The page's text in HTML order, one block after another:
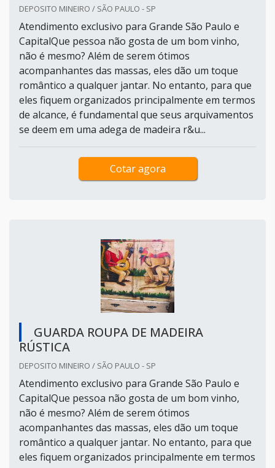
DEPOSITO MINEIRO / SÃO PAULO - SP
Atendimento exclusivo para Grande São Paulo e
CapitalQue pessoa não gosta de um bom vinho,
não é mesmo? Além de serem ótimos
acompanhantes das massas, eles dão um toque
romântico a qualquer jantar. No entanto, para que
eles fiquem organizados principalmente em termos
de alcance, é fundamental que seus arquivamentos
se deem em uma adega de madeira r&u...
Cotar agora
GUARDA ROUPA DE MADEIRA
RÚSTICA
DEPOSITO MINEIRO / SÃO PAULO - SP
Atendimento exclusivo para Grande São Paulo e
CapitalQue pessoa não gosta de um bom vinho,
não é mesmo? Além de serem ótimos
acompanhantes das massas, eles dão um toque
romântico a qualquer jantar. No entanto, para que
eles fiquem organizados principalmente em termos